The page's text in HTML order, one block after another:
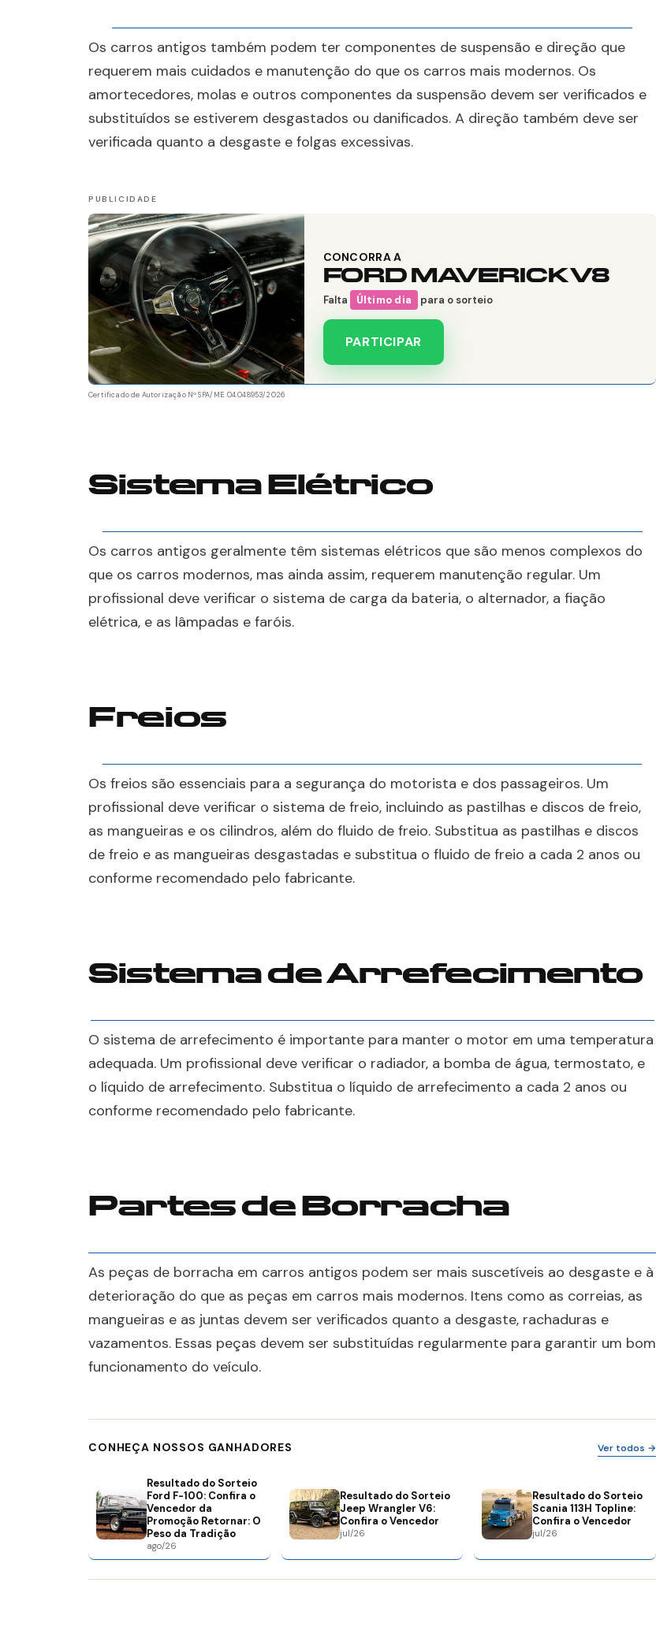
Os carros antigos também podem ter componentes de suspensão e direção que
requerem mais cuidados e manutenção do que os carros mais modernos. Os
amortecedores, molas e outros componentes da suspensão devem ser verificados e
substituídos se estiverem desgastados ou danificados. A direção também deve ser
verificada quanto a desgaste e folgas excessivas.
CONCORRA A
FORD MAVERICK V8
Falta Último dia para o sorteio
PARTICIPAR
Certificado de Autorização Nº SPA/ME 04.048953/2026
Sistema Elétrico
Os carros antigos geralmente têm sistemas elétricos que são menos complexos do
que os carros modernos, mas ainda assim, requerem manutenção regular. Um
profissional deve verificar o sistema de carga da bateria, o alternador, a fiação
elétrica, e as lâmpadas e faróis.
Freios
Os freios são essenciais para a segurança do motorista e dos passageiros. Um
profissional deve verificar o sistema de freio, incluindo as pastilhas e discos de freio,
as mangueiras e os cilindros, além do fluido de freio. Substitua as pastilhas e discos
de freio e as mangueiras desgastadas e substitua o fluido de freio a cada 2 anos ou
conforme recomendado pelo fabricante.
Sistema de Arrefecimento
O sistema de arrefecimento é importante para manter o motor em uma temperatura
adequada. Um profissional deve verificar o radiador, a bomba de água, termostato, e
o líquido de arrefecimento. Substitua o líquido de arrefecimento a cada 2 anos ou
conforme recomendado pelo fabricante.
Partes de Borracha
As peças de borracha em carros antigos podem ser mais suscetíveis ao desgaste e à
deterioração do que as peças em carros mais modernos. Itens como as correias, as
mangueiras e as juntas devem ser verificados quanto a desgaste, rachaduras e
vazamentos. Essas peças devem ser substituídas regularmente para garantir um bom
funcionamento do veículo.
CONHEÇA NOSSOS GANHADORES Ver todos →
Resultado do Sorteio
Ford F-100: Confira o
Vencedor da
Promoção Retornar: O
Peso da Tradição
ago/26
Resultado do Sorteio
Jeep Wrangler V6:
Confira o Vencedor
jul/26
Resultado do Sorteio
Scania 113H Topline:
Confira o Vencedor
jul/26